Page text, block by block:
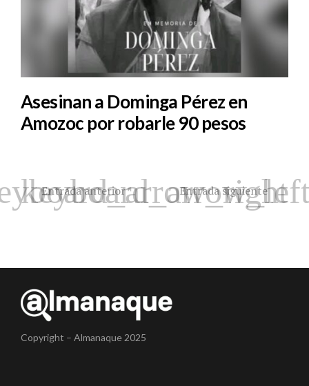
Asesinan a Dominga Pérez en
Amozoc por robarle 90 pesos
Entrada anterior Entrada siguiente
Copyright – Almanaque 2025